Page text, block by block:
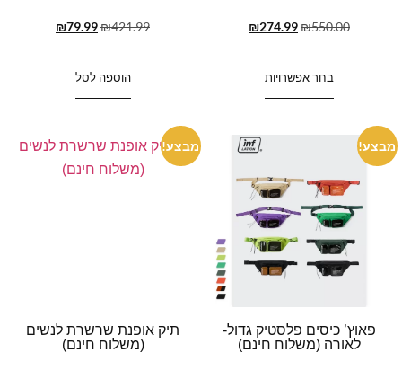
₪550.00
₪274.99
בחר אפשרויות
₪421.99
₪79.99
הוספה לסל
מבצע!
פאוץ’ כיסים פלסטיק גדול-
לאורה (משלוח חינם)
מבצע!
תיק אופנת שרשרת לנשים
(משלוח חינם)